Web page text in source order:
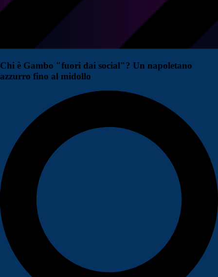
Chi è Gambo "fuori dai social"? Un napoletano
azzurro fino al midollo